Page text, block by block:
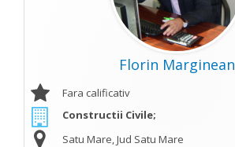
Florin Marginean
Fara calificativ
Constructii Civile;
Satu Mare, Jud Satu Mare